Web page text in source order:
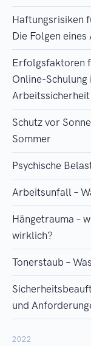
Haftungsrisiken
Die Folgen
Erfolgsfaktoren
Online-Schulung
Arbeitssicherheit
Schutz vor
Sommer
Psychische
Arbeitsunfall –
Hängetrauma –
wirklich?
Tonerstaub –
und
2022